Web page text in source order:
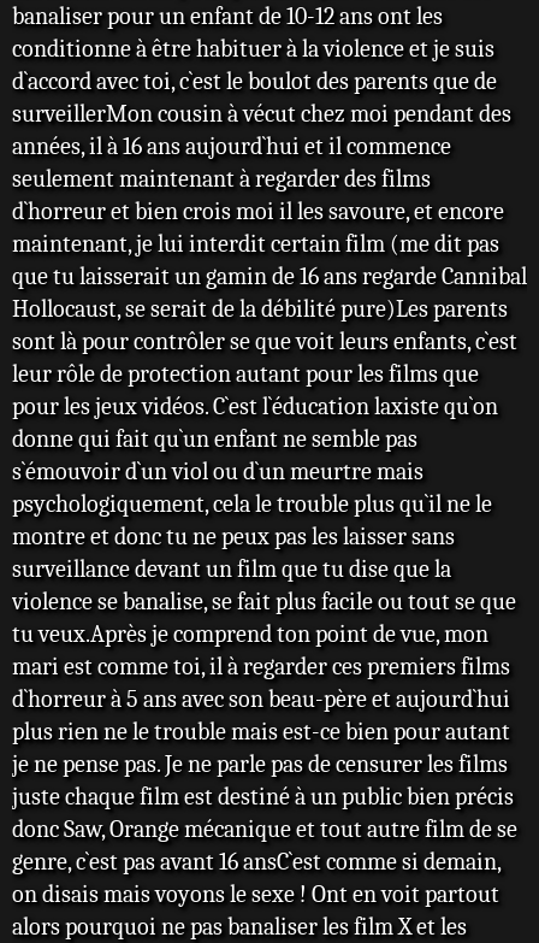
banaliser pour un enfant de 10-12 ans ont les
conditionne à être habituer à la violence et je suis
d`accord avec toi, c`est le boulot des parents que de
surveillerMon cousin à vécut chez moi pendant des
années, il à 16 ans aujourd`hui et il commence
seulement maintenant à regarder des films
d`horreur et bien crois moi il les savoure, et encore
maintenant, je lui interdit certain film (me dit pas
que tu laisserait un gamin de 16 ans regarde Cannibal
Hollocaust, se serait de la débilité pure)Les parents
sont là pour contrôler se que voit leurs enfants, c`est
leur rôle de protection autant pour les films que
pour les jeux vidéos. C`est l`éducation laxiste qu`on
donne qui fait qu`un enfant ne semble pas
s`émouvoir d`un viol ou d`un meurtre mais
psychologiquement, cela le trouble plus qu`il ne le
montre et donc tu ne peux pas les laisser sans
surveillance devant un film que tu dise que la
violence se banalise, se fait plus facile ou tout se que
tu veux.Après je comprend ton point de vue, mon
mari est comme toi, il à regarder ces premiers films
d`horreur à 5 ans avec son beau-père et aujourd`hui
plus rien ne le trouble mais est-ce bien pour autant
je ne pense pas. Je ne parle pas de censurer les films
juste chaque film est destiné à un public bien précis
donc Saw, Orange mécanique et tout autre film de se
genre, c`est pas avant 16 ansC`est comme si demain,
on disais mais voyons le sexe ! Ont en voit partout
alors pourquoi ne pas banaliser les film X et les